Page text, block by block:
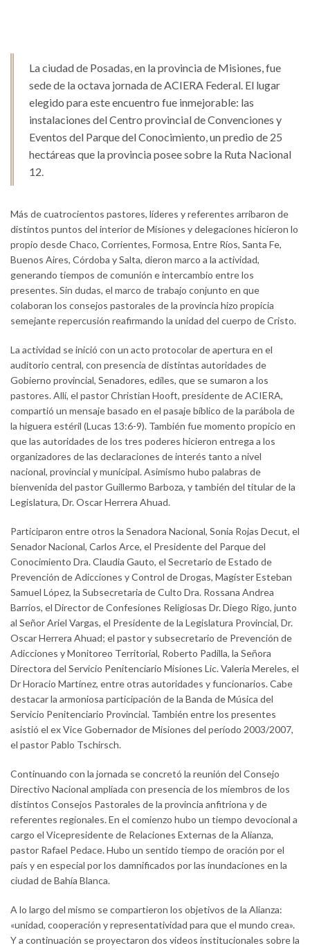
La ciudad de Posadas, en la provincia de Misiones, fue
sede de la octava jornada de ACIERA Federal. El lugar
elegido para este encuentro fue inmejorable: las
instalaciones del Centro provincial de Convenciones y
Eventos del Parque del Conocimiento, un predio de 25
hectáreas que la provincia posee sobre la Ruta Nacional
12.
Más de cuatrocientos pastores, líderes y referentes arribaron de
distintos puntos del interior de Misiones y delegaciones hicieron lo
propio desde Chaco, Corrientes, Formosa, Entre Ríos, Santa Fe,
Buenos Aires, Córdoba y Salta, dieron marco a la actividad,
generando tiempos de comunión e intercambio entre los
presentes. Sin dudas, el marco de trabajo conjunto en que
colaboran los consejos pastorales de la provincia hizo propicia
semejante repercusión reafirmando la unidad del cuerpo de Cristo.
La actividad se inició con un acto protocolar de apertura en el
auditorio central, con presencia de distintas autoridades de
Gobierno provincial, Senadores, ediles, que se sumaron a los
pastores. Allí, el pastor Christian Hooft, presidente de ACIERA,
compartió un mensaje basado en el pasaje bíblico de la parábola de
la higuera estéril (Lucas 13:6-9). También fue momento propicio en
que las autoridades de los tres poderes hicieron entrega a los
organizadores de las declaraciones de interés tanto a nivel
nacional, provincial y municipal. Asimismo hubo palabras de
bienvenida del pastor Guillermo Barboza, y también del titular de la
Legislatura, Dr. Oscar Herrera Ahuad.
Participaron entre otros la Senadora Nacional, Sonia Rojas Decut, el
Senador Nacional, Carlos Arce, el Presidente del Parque del
Conocimiento Dra. Claudia Gauto, el Secretario de Estado de
Prevención de Adicciones y Control de Drogas, Magíster Esteban
Samuel López, la Subsecretaria de Culto Dra. Rossana Andrea
Barrios, el Director de Confesiones Religiosas Dr. Diego Rigo, junto
al Señor Ariel Vargas, el Presidente de la Legislatura Provincial, Dr.
Oscar Herrera Ahuad; el pastor y subsecretario de Prevención de
Adicciones y Monitoreo Territorial, Roberto Padilla, la Señora
Directora del Servicio Penitenciario Misiones Lic. Valeria Mereles, el
Dr Horacio Martínez, entre otras autoridades y funcionarios. Cabe
destacar la armoniosa participación de la Banda de Música del
Servicio Penitenciario Provincial. También entre los presentes
asistió el ex Vice Gobernador de Misiones del período 2003/2007,
el pastor Pablo Tschirsch.
Continuando con la jornada se concretó la reunión del Consejo
Directivo Nacional ampliada con presencia de los miembros de los
distintos Consejos Pastorales de la provincia anfitriona y de
referentes regionales. En el comienzo hubo un tiempo devocional a
cargo el Vicepresidente de Relaciones Externas de la Alianza,
pastor Rafael Pedace. Hubo un sentido tiempo de oración por el
país y en especial por los damnificados por las inundaciones en la
ciudad de Bahía Blanca.
A lo largo del mismo se compartieron los objetivos de la Alianza:
«unidad, cooperación y representatividad para que el mundo crea».
Y a continuación se proyectaron dos videos institucionales sobre la